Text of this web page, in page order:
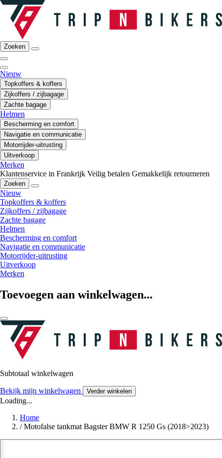
Zoeken
Nieuw
Topkoffers & koffers
Zijkoffers / zijbagage
Zachte bagage
Helmen
Bescherming en comfort
Navigatie en communicatie
Motorrijder-uitrusting
Uitverkoop
Merken
Klantenservice in Frankrijk Veilig betalen Gemakkelijk retourneren
Zoeken
Nieuw
Topkoffers & koffers
Zijkoffers / zijbagage
Zachte bagage
Helmen
Bescherming en comfort
Navigatie en communicatie
Motorrijder-uitrusting
Uitverkoop
Merken
Toevoegen aan winkelwagen...
Subtotaal winkelwagen
Bekijk mijn winkelwagen Verder winkelen
Loading...
Home
/ Motofalse tankmat Bagster BMW R 1250 Gs (2018>2023)